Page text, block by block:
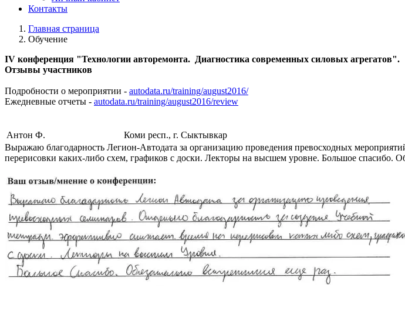
Контакты
Главная страница
Обучение
IV конференция "Технологии авторемонта. Диагностика современных силовых агрегатов".
Отзывы участников
Подробности о мероприятии - autodata.ru/training/august2016/
Ежедневные отчеты - autodata.ru/training/august2016/review
Антон Ф.
Коми респ., г. Сыктывкар
Выражаю благодарность Легион-Автодата за организацию проведения превосходных
перерисовки каких-либо схем, графиков с доски. Лекторы на высшем уровне. Большое спасибо.